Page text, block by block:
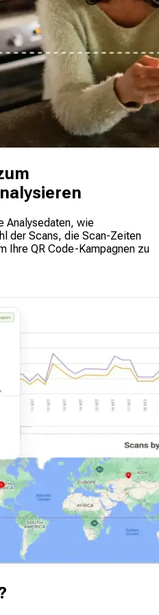
Analysedaten, wie
der Scans, die Scan-Zeiten
Ihre QR Code-Kampagnen zu